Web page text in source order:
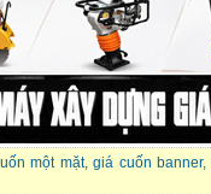
một mặt,giá cuốn banner,